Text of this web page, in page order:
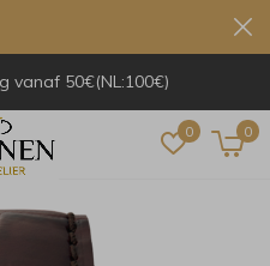
0 0
vanaf 50€(NL:100€)